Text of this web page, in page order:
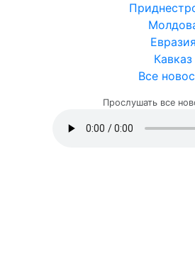
Евразия
Кавказ
Все
Прослушать все